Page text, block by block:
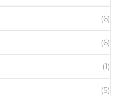
(6)
(6)
(1)
(5)